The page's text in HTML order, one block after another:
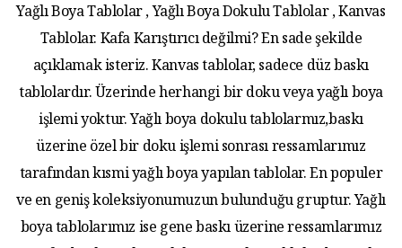
Yağlı Boya Tablolar , Yağlı Boya Dokulu Tablolar , Kanvas
Tablolar. Kafa Karıştırıcı değilmi? En sade şekilde
açıklamak isteriz. Kanvas tablolar, sadece düz baskı
tablolardır. Üzerinde herhangi bir doku veya yağlı boya
işlemi yoktur. Yağlı boya dokulu tablolarmız,baskı
üzerine özel bir doku işlemi sonrası ressamlarımız
tarafından kısmi yağlı boya yapılan tablolar. En populer
ve en geniş koleksiyonumuzun bulunduğu gruptur. Yağlı
boya tablolarımız ise gene baskı üzerine ressamlarımız